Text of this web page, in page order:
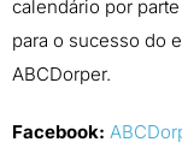
calendário por
para o sucesso do
ABCDorper.
Facebook: